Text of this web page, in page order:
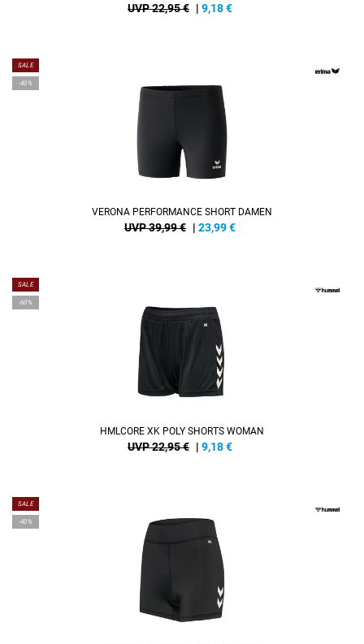
UVP 22,95 € | 9,18€
SALE
-40%
VERONA PERFORMANCE SHORT DAMEN
UVP 39,99 € | 23,99€
SALE
-60%
HMLCORE XK POLY SHORTS WOMAN
UVP 22,95 € | 9,18€
SALE
-40%